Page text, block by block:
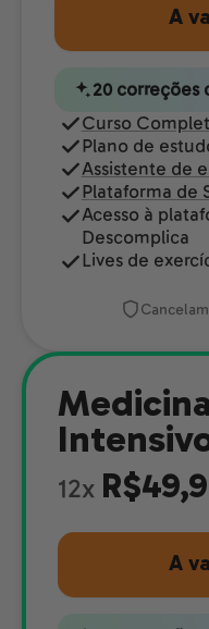
A
20 correções
Curso
Plano de
Assistente de
Plataforma de
Acesso à
Descomplica
Lives de
12x
A